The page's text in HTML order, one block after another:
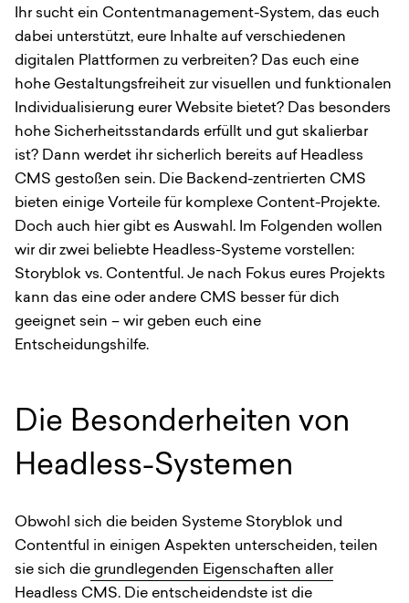
Ihr sucht ein Contentmanagement-System, das euch
dabei unterstützt, eure Inhalte auf verschiedenen
digitalen Plattformen zu verbreiten? Das euch eine
hohe Gestaltungsfreiheit zur visuellen und funktionalen
Individualisierung eurer Website bietet? Das besonders
hohe Sicherheitsstandards erfüllt und gut skalierbar
ist? Dann werdet ihr sicherlich bereits auf Headless
CMS gestoßen sein. Die Backend-zentrierten CMS
bieten einige Vorteile für komplexe Content-Projekte.
Doch auch hier gibt es Auswahl. Im Folgenden wollen
wir dir zwei beliebte Headless-Systeme vorstellen:
Storyblok vs. Contentful. Je nach Fokus eures Projekts
kann das eine oder andere CMS besser für dich
geeignet sein – wir geben euch eine
Entscheidungshilfe.
Die Besonderheiten von
Headless-Systemen
Obwohl sich die beiden Systeme Storyblok und
Contentful in einigen Aspekten unterscheiden, teilen
sie sich die grundlegenden Eigenschaften aller
Headless CMS. Die entscheidendste ist die